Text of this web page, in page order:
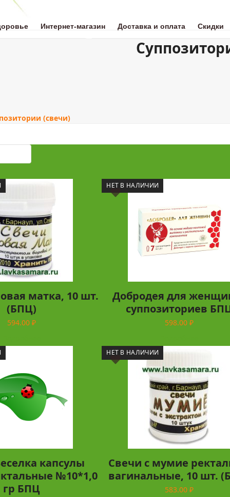
Интернет-магазин Доставка и оплата Скидки
(свечи)
матка, 10 шт.
(БПЦ)
594.00 ₽
НЕТ В НАЛИЧИИ
Добродея для
суппозиториев
598.00 ₽
капсулы
№10*1,0
гр БПЦ
НЕТ В НАЛИЧИИ
Свечи с мумие
вагинальные, 10 шт.
583.00 ₽